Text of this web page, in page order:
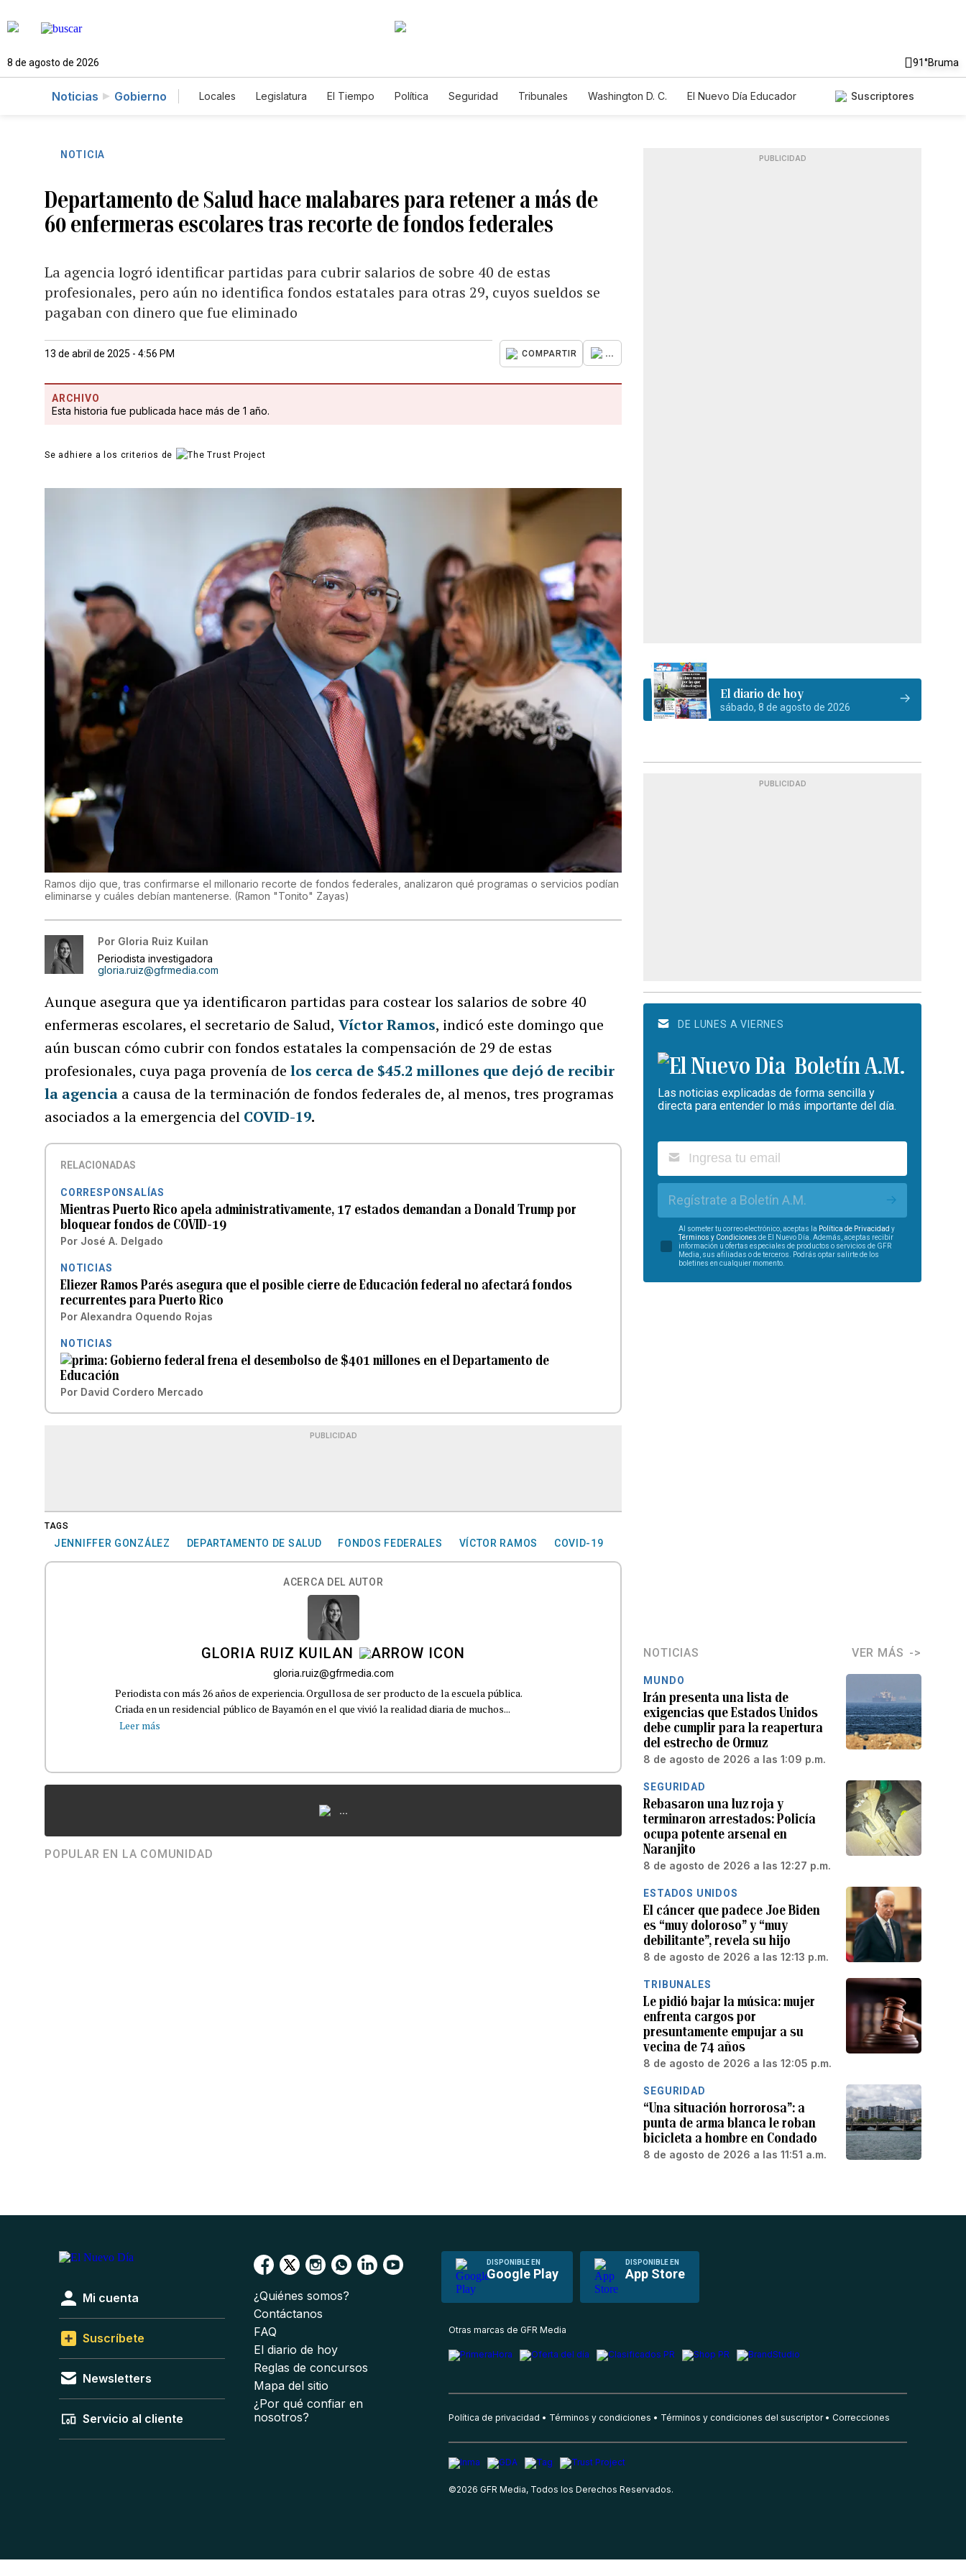
8 de agosto de 2026 91°Bruma
Noticias Gobierno Locales Legislatura El Tiempo Política Seguridad Tribunales Washington D. C.
El Nuevo Día Educador
Suscriptores
NOTICIA
Departamento de Salud hace malabares para retener a más de
60 enfermeras escolares tras recorte de fondos federales
La agencia logró identificar partidas para cubrir salarios de sobre 40 de estas
profesionales, pero aún no identifica fondos estatales para otras 29, cuyos sueldos se
pagaban con dinero que fue eliminado
13 de abril de 2025 - 4:56 PM COMPARTIR ...
ARCHIVO
Esta historia fue publicada hace más de 1 año.
Se adhiere a los criterios de
Ramos dijo que, tras confirmarse el millonario recorte de fondos federales, analizaron qué programas o servicios podían
eliminarse y cuáles debían mantenerse. (Ramon "Tonito" Zayas)
Por Gloria Ruiz Kuilan
Periodista investigadora
gloria.ruiz@gfrmedia.com
Aunque asegura que ya identificaron partidas para costear los salarios de sobre 40
enfermeras escolares, el secretario de Salud, Víctor Ramos, indicó este domingo que
aún buscan cómo cubrir con fondos estatales la compensación de 29 de estas
profesionales, cuya paga provenía de los cerca de $45.2 millones que dejó de recibir
la agencia a causa de la terminación de fondos federales de, al menos, tres programas
asociados a la emergencia del COVID-19.
RELACIONADAS
CORRESPONSALÍAS
Mientras Puerto Rico apela administrativamente, 17 estados demandan a Donald Trump por
bloquear fondos de COVID-19
Por José A. Delgado
NOTICIAS
Eliezer Ramos Parés asegura que el posible cierre de Educación federal no afectará fondos
recurrentes para Puerto Rico
Por Alexandra Oquendo Rojas
NOTICIAS
Gobierno federal frena el desembolso de $401 millones en el Departamento de
Educación
Por David Cordero Mercado
PUBLICIDAD
TAGS
JENNIFFER GONZÁLEZ DEPARTAMENTO DE SALUD FONDOS FEDERALES VÍCTOR RAMOS COVID-19
ACERCA DEL AUTOR
GLORIA RUIZ KUILAN
gloria.ruiz@gfrmedia.com
Periodista con más 26 años de experiencia. Orgullosa de ser producto de la escuela pública.
Criada en un residencial público de Bayamón en el que vivió la realidad diaria de muchos...
Leer más
...
POPULAR EN LA COMUNIDAD
PUBLICIDAD
El diario de hoy
sábado, 8 de agosto de 2026
PUBLICIDAD
DE LUNES A VIERNES
Boletín A.M.
Las noticias explicadas de forma sencilla y
directa para entender lo más importante del día.
Regístrate a Boletín A.M.
Al someter tu correo electrónico, aceptas la Política de Privacidad y
Términos y Condiciones de El Nuevo Día. Además, aceptas recibir
información u ofertas especiales de productos o servicios de GFR
Media, sus afiliadas o de terceros. Podrás optar salirte de los
boletines en cualquier momento.
NOTICIAS VER MÁS
MUNDO
Irán presenta una lista de
exigencias que Estados Unidos
debe cumplir para la reapertura
del estrecho de Ormuz
8 de agosto de 2026 a las 1:09 p.m.
SEGURIDAD
Rebasaron una luz roja y
terminaron arrestados: Policía
ocupa potente arsenal en
Naranjito
8 de agosto de 2026 a las 12:27 p.m.
ESTADOS UNIDOS
El cáncer que padece Joe Biden
es “muy doloroso” y “muy
debilitante”, revela su hijo
8 de agosto de 2026 a las 12:13 p.m.
TRIBUNALES
Le pidió bajar la música: mujer
enfrenta cargos por
presuntamente empujar a su
vecina de 74 años
8 de agosto de 2026 a las 12:05 p.m.
SEGURIDAD
“Una situación horrorosa”: a
punta de arma blanca le roban
bicicleta a hombre en Condado
8 de agosto de 2026 a las 11:51 a.m.
DISPONIBLE EN
Google Play
DISPONIBLE EN
App Store
Mi cuenta
Suscríbete
Newsletters
Servicio al cliente
¿Quiénes somos?
Contáctanos
FAQ
El diario de hoy
Reglas de concursos
Mapa del sitio
¿Por qué confiar en
nosotros?
Otras marcas de GFR Media
Política de privacidad Términos y condiciones Términos y condiciones del suscriptor Correcciones
©2026 GFR Media, Todos los Derechos Reservados.